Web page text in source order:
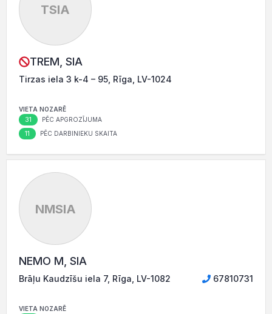
TSIA
TREM, SIA
Tirzas iela 3 k-4 – 95, Rīga, LV-1024
VIETA NOZARĒ
31 PĒC APGROZĪJUMA
11 PĒC DARBINIEKU SKAITA
NMSIA
NEMO M, SIA
Brāļu Kaudzīšu iela 7, Rīga, LV-1082 67810731
VIETA NOZARĒ